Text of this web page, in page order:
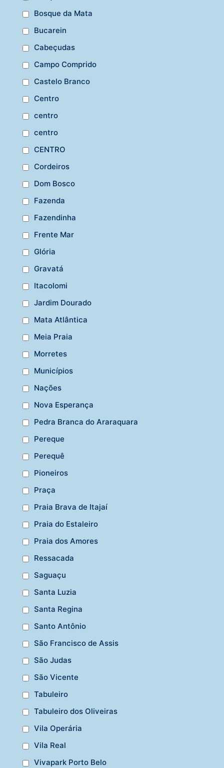
Bosque da Mata
Bucarein
Cabeçudas
Campo Comprido
Castelo Branco
Centro
centro
centro
CENTRO
Cordeiros
Dom Bosco
Fazenda
Fazendinha
Frente Mar
Glória
Gravatá
Itacolomi
Jardim Dourado
Mata Atlântica
Meia Praia
Morretes
Municípios
Nações
Nova Esperança
Pedra Branca do Araraquara
Pereque
Perequê
Pioneiros
Praça
Praia Brava de Itajaí
Praia do Estaleiro
Praia dos Amores
Ressacada
Saguaçu
Santa Luzia
Santa Regina
Santo Antônio
São Francisco de Assis
São Judas
São Vicente
Tabuleiro
Tabuleiro dos Oliveiras
Vila Operária
Vila Real
Vivapark Porto Belo